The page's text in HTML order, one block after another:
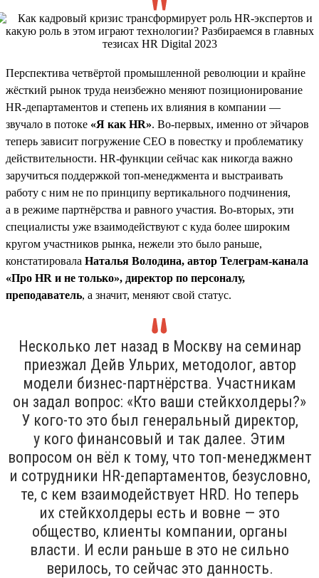
Перспектива четвёртой промышленной революции и крайне
жёсткий рынок труда неизбежно меняют позиционирование
HR-департаментов и степень их влияния в компании —
звучало в потоке «Я как HR». Во-первых, именно от эйчаров
теперь зависит погружение СЕО в повестку и проблематику
действительности. HR-функции сейчас как никогда важно
заручиться поддержкой топ-менеджмента и выстраивать
работу с ним не по принципу вертикального подчинения,
а в режиме партнёрства и равного участия. Во-вторых, эти
специалисты уже взаимодействуют с куда более широким
кругом участников рынка, нежели это было раньше,
констатировала Наталья Володина, автор Телеграм-канала
«Про HR и не только», директор по персоналу,
преподаватель, а значит, меняют свой статус.
Несколько лет назад в Москву на семинар
приезжал Дейв Ульрих, методолог, автор
модели бизнес-партнёрства. Участникам
он задал вопрос: «Кто ваши стейкхолдеры?»
У кого-то это был генеральный директор,
у кого финансовый и так далее. Этим
вопросом он вёл к тому, что топ-менеджмент
и сотрудники HR-департаментов, безусловно,
те, с кем взаимодействует HRD. Но теперь
их стейкхолдеры есть и вовне — это
общество, клиенты компании, органы
власти. И если раньше в это не сильно
верилось, то сейчас это данность.